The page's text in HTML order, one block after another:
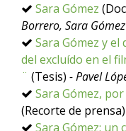
Sara Gómez
Borrero, Sara Gómez
Sara Gómez y el
del excluído en el
¨ (Tesis) - Pavel
Sara Gómez,
(Recorte de prensa)
Sara Gómez: un